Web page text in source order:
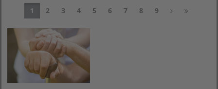
1 2 3 4 5 6 7 8 9